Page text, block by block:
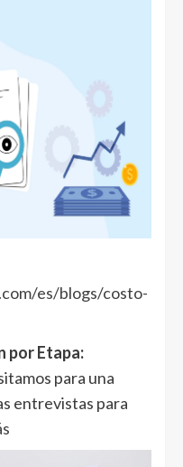
es/blogs/costo-
por Etapa:
para una
entrevistas para